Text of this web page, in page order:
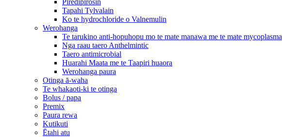
Tapahi Tylvalain
Ko te hydrochloride o Valnemulin
Werohanga
Te tarukino anti-hopuhopu mo te mate manawa me te mate mycoplasma
Nga raau taero Anthelmintic
Taero antimicrobial
Huarahi Maata me te Taapiri huaora
Werohanga paura
Otinga ā-waha
Te whakaoti-ki te otinga
Bolus / papa
Premix
Paura rewa
Kutikuti
Ētahi atu